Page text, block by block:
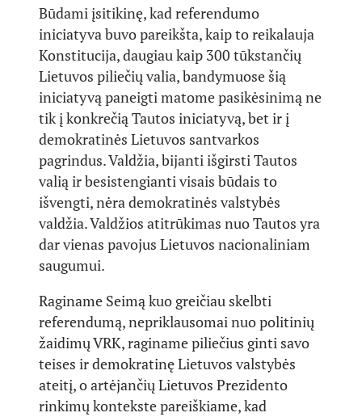
Būdami įsitikinę, kad referendumo
iniciatyva buvo pareikšta, kaip to reikalauja
Konstitucija, daugiau kaip 300 tūkstančių
Lietuvos piliečių valia, bandymuose šią
iniciatyvą paneigti matome pasikėsinimą ne
tik į konkrečią Tautos iniciatyvą, bet ir į
demokratinės Lietuvos santvarkos
pagrindus. Valdžia, bijanti išgirsti Tautos
valią ir besistengianti visais būdais to
išvengti, nėra demokratinės valstybės
valdžia. Valdžios atitrūkimas nuo Tautos yra
dar vienas pavojus Lietuvos nacionaliniam
saugumui.
Raginame Seimą kuo greičiau skelbti
referendumą, nepriklausomai nuo politinių
žaidimų VRK, raginame piliečius ginti savo
teises ir demokratinę Lietuvos valstybės
ateitį, o artėjančių Lietuvos Prezidento
rinkimų kontekste pareiškiame, kad